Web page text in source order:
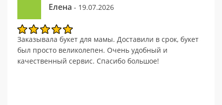
Елена - 19.07.2026
Заказывала букет для мамы. Доставили в срок, букет
был просто великолепен. Очень удобный и
качественный сервис. Спасибо большое!